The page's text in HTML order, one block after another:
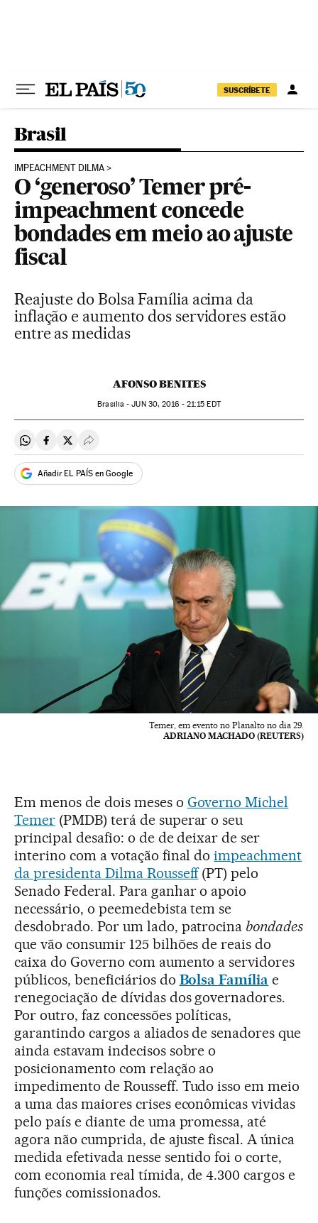
SUSCRÍBETE
Brasil
IMPEACHMENT DILMA
O ‘generoso’ Temer pré-
impeachment concede
bondades em meio ao ajuste
fiscal
Reajuste do Bolsa Família acima da
inflação e aumento dos servidores estão
entre as medidas
AFONSO BENITES
Brasilia -JUN30, 2016 - 21:15 EDT
Compartir en Whatsapp
Compartir en Facebook
Compartir en Twitter
Desplegar Redes Sociales
Añadir EL PAÍS en Google
Temer, em evento no Planalto no dia 29.
ADRIANO MACHADO (REUTERS)
Em menos de dois meses o Governo Michel
Temer(PMDB) terá de superar o seu
principal desafio: o de de deixar de ser
interino com a votação final doimpeachment
da presidenta Dilma Rousseff(PT) pelo
Senado Federal. Para ganhar o apoio
necessário, o peemedebista tem se
desdobrado. Por um lado, patrocina bondades
que vão consumir 125 bilhões de reais do
caixa do Governo com aumento a servidores
públicos, beneficiários do Bolsa Família e
renegociação de dívidas dos governadores.
Por outro, faz concessões políticas,
garantindo cargos a aliados de senadores que
ainda estavam indecisos sobre o
posicionamento com relação ao
impedimento de Rousseff. Tudo isso em meio
a uma das maiores crises econômicas vividas
pelo país e diante de uma promessa, até
agora não cumprida, de ajuste fiscal. A única
medida efetivada nesse sentido foi o corte,
com economia real tímida, de 4.300 cargos e
funções comissionados.